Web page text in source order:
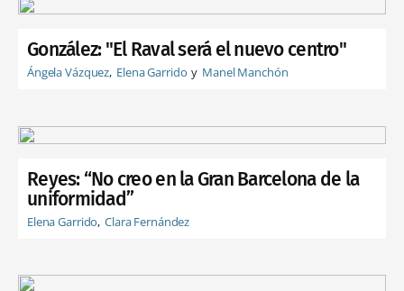
González: "El Raval será el nuevo centro"
Ángela Vázquez Elena Garrido Manel Manchón
Reyes: “No creo en la Gran Barcelona de la
uniformidad”
Elena Garrido Clara Fernández